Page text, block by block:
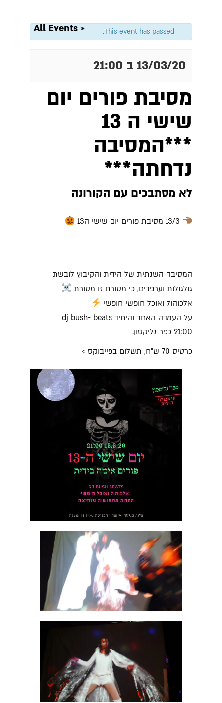
« All Events This event has passed.
13/03/20 ב 21:00
מסיבת פורים יום
שישי ה 13
***המסיבה
נדחתה***
לא מסתבכים עם הקורונה
המסיבה השנתית של הידית והקיבוץ לובשת
גולגולות וערפדים, כי מסורת זו מסורת
אלכוהול ואוכל חופשי חופשי
על העמדה האחד והיחיד dj bush- beats
21:00 כפר גליקסון.
כרטיס 70 ש"ח,
תשלום בפייבוקס >